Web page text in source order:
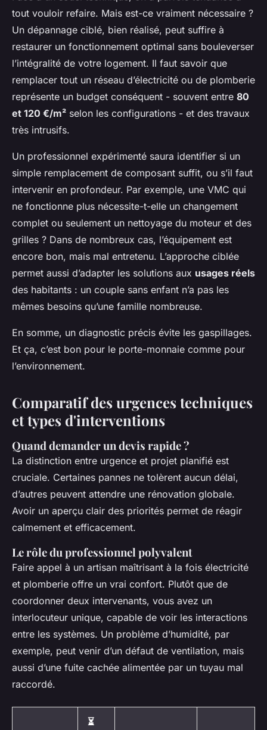
tout vouloir refaire. Mais est-ce vraiment nécessaire ?
Un dépannage ciblé, bien réalisé, peut suffire à
restaurer un fonctionnement optimal sans bouleverser
l’intégralité de votre logement. Il faut savoir que
remplacer tout un réseau d’électricité ou de plomberie
représente un budget conséquent - souvent entre 80
et 120 €/m² selon les configurations - et des travaux
très intrusifs.
Un professionnel expérimenté saura identifier si un
simple remplacement de composant suffit, ou s’il faut
intervenir en profondeur. Par exemple, une VMC qui
ne fonctionne plus nécessite-t-elle un changement
complet ou seulement un nettoyage du moteur et des
grilles ? Dans de nombreux cas, l’équipement est
encore bon, mais mal entretenu. L’approche ciblée
permet aussi d’adapter les solutions aux usages réels
des habitants : un couple sans enfant n’a pas les
mêmes besoins qu’une famille nombreuse.
En somme, un diagnostic précis évite les gaspillages.
Et ça, c’est bon pour le porte-monnaie comme pour
l’environnement.
Comparatif des urgences techniques
et types d'interventions
Quand demander un devis rapide ?
La distinction entre urgence et projet planifié est
cruciale. Certaines pannes ne tolèrent aucun délai,
d’autres peuvent attendre une rénovation globale.
Avoir un aperçu clair des priorités permet de réagir
calmement et efficacement.
Le rôle du professionnel polyvalent
Faire appel à un artisan maîtrisant à la fois électricité
et plomberie offre un vrai confort. Plutôt que de
coordonner deux intervenants, vous avez un
interlocuteur unique, capable de voir les interactions
entre les systèmes. Un problème d’humidité, par
exemple, peut venir d’un défaut de ventilation, mais
aussi d’une fuite cachée alimentée par un tuyau mal
raccordé.
⏳